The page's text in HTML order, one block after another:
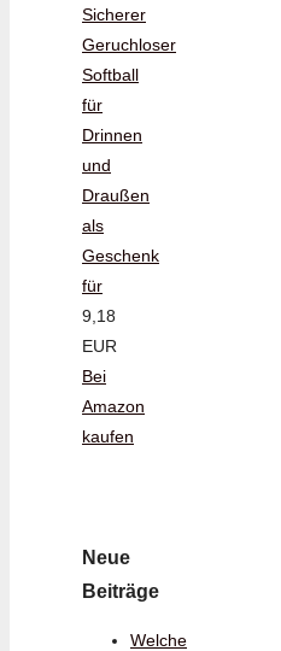
Sicherer
Geruchloser
Softball
für
Drinnen
und
Draußen
als
Geschenk
für
9,18
EUR
Bei
Amazon
kaufen
Neue
Beiträge
Welche